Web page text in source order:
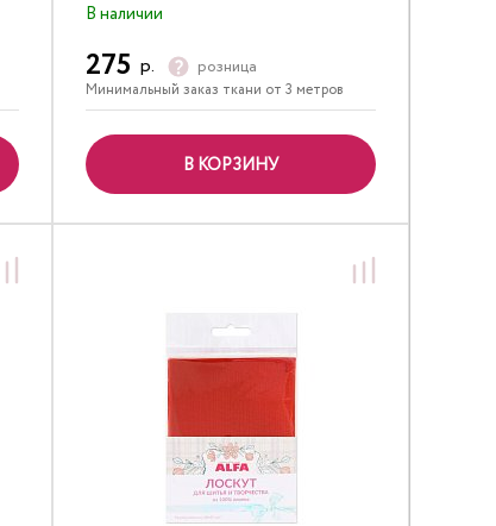
В наличии
275 р. розница
Минимальный заказ ткани от 3 метров
В КОРЗИНУ